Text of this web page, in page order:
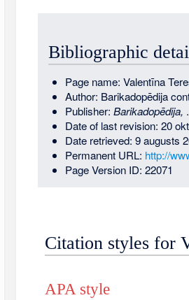
Bibliographic
Page name: Valentīna
Author: Barikadopēdija
Publisher: Barikadopēdija, .
Date of last revision: 20
Date retrieved: 9 augusts
Permanent URL: http://
Page Version ID: 22071
Citation styles for
APA style